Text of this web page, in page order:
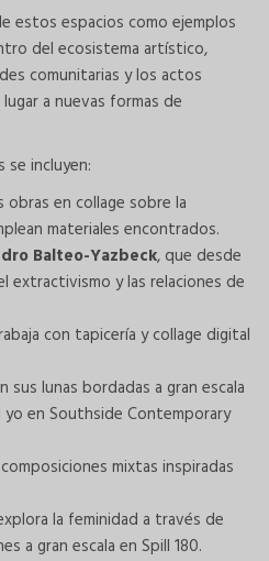
estos espacios como ejemplos
del ecosistema artístico,
comunitarias y los actos
a nuevas formas de
incluyen:
obras en collage sobre la
materiales encontrados.
Balteo-Yazbeck, que desde
extractivismo y las relaciones de
con tapicería y collage digital
sus lunas bordadas a gran escala
en Southside Contemporary
mixtas inspiradas
la feminidad a través de
a gran escala en Spill 180.